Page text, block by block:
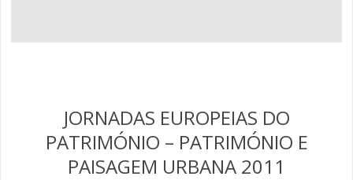
JORNADAS EUROPEIAS DO
PATRIMÓNIO – PATRIMÓNIO E
PAISAGEM URBANA 2011